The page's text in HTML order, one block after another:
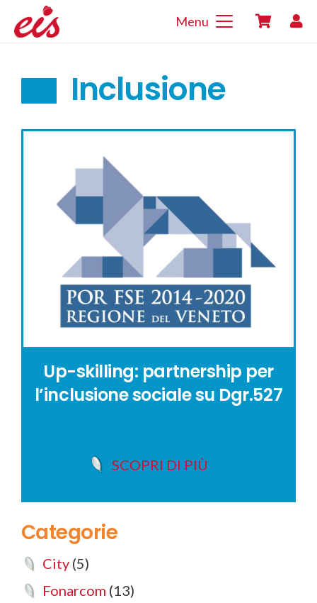
Menu
Inclusione
Up-skilling: partnership per
l’inclusione sociale su Dgr.527
SCOPRI DI PIÙ
Categorie
City (5)
Fonarcom (13)